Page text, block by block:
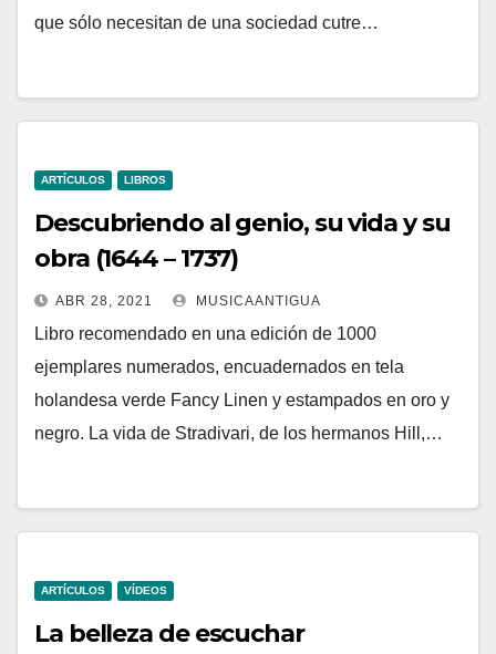
que sólo necesitan de una sociedad cutre…
ARTÍCULOS LIBROS
Descubriendo al genio, su vida y su
obra (1644 – 1737)
ABR 28, 2021 MUSICAANTIGUA
Libro recomendado en una edición de 1000
ejemplares numerados, encuadernados en tela
holandesa verde Fancy Linen y estampados en oro y
negro. La vida de Stradivari, de los hermanos Hill,…
ARTÍCULOS VÍDEOS
La belleza de escuchar